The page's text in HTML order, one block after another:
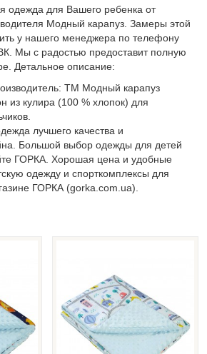
одежда для Вашего ребенка от
Модный карапуз. Замеры этой
у нашего менеджера по телефону
Мы с радостью предоставит полную
Детальное описание:
ТМ Модный карапуз
из кулира (100 % хлопок) для
лучшего качества и
Большой выбор одежды для детей
ГОРКА. Хорошая цена и удобные
одежду и спорткомплексы для
ГОРКА (gorka.com.ua).